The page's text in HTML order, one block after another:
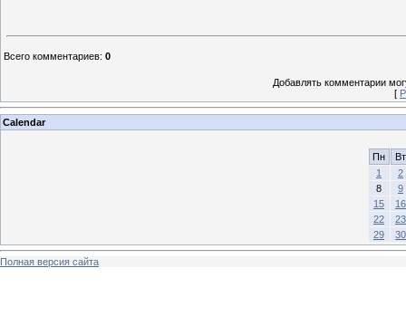
Всего комментариев: 0
Добавлять комментарии
[
Calendar
Пн
Вт
1
2
8
9
15
16
22
23
29
30
Полная версия сайта